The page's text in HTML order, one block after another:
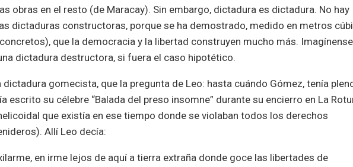
obras en el resto (de Maracay). Sin embargo, dictadura es dictadura. No hay
dictaduras constructoras, porque se ha demostrado, medido en metros
que la democracia y la libertad construyen mucho más. Imagínense
dictadura destructora, si fuera el caso hipotético.
dictadura gomecista, que la pregunta de Leo: hasta cuándo Gómez, tenía
escrito su célebre “Balada del preso insomne” durante su encierro en La
que existía en ese tiempo donde se violaban todos los derechos
Allí Leo decía:
en irme lejos de aquí a tierra extraña donde goce las libertades de